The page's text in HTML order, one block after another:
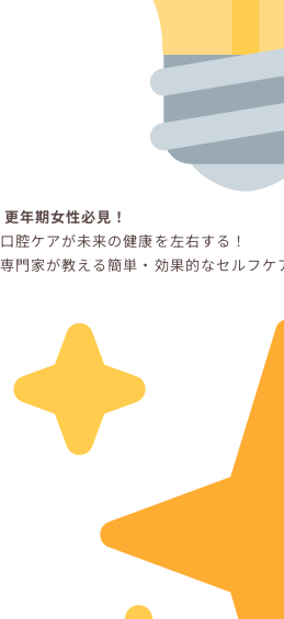
更年期女性必見！
口腔ケアが未来の健康を左右する！
専門家が教える簡単・効果的なセルフケ